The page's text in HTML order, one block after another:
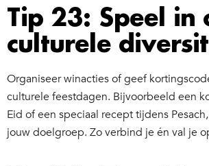
Tip 23: Speel in
culturele
Organiseer winacties of geef
culturele feestdagen. Bijvoorbeeld een
Eid of een speciaal recept tijdens
jouw doelgroep. Zo verbind je én val je